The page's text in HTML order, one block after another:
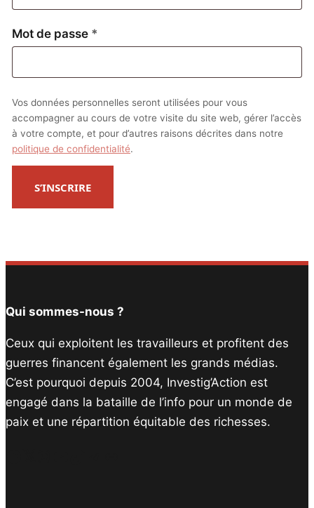
Mot de passe *
Vos données personnelles seront utilisées pour vous
accompagner au cours de votre visite du site web, gérer l’accès
à votre compte, et pour d’autres raisons décrites dans notre
politique de confidentialité.
S’INSCRIRE
Qui sommes-nous ?
Ceux qui exploitent les travailleurs et profitent des
guerres financent également les grands médias.
C’est pourquoi depuis 2004, Investig’Action est
engagé dans la bataille de l’info pour un monde de
paix et une répartition équitable des richesses.